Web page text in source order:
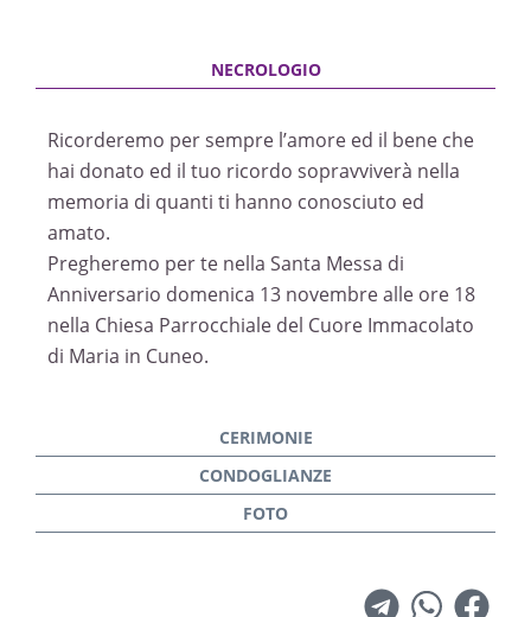
Ricorderemo per sempre l’amore ed il bene che
hai donato ed il tuo ricordo sopravviverà nella
memoria di quanti ti hanno conosciuto ed
amato.
Pregheremo per te nella Santa Messa di
Anniversario domenica 13 novembre alle ore 18
nella Chiesa Parrocchiale del Cuore Immacolato
di Maria in Cuneo.